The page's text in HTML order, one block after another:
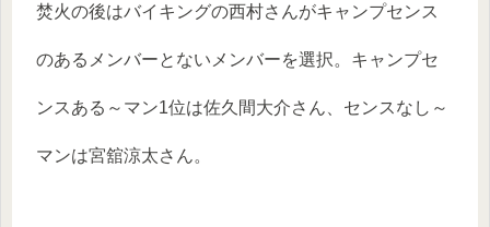
焚火の後はバイキングの西村さんがキャンプセンス
のあるメンバーとないメンバーを選択。キャンプセ
ンスある～マン1位は佐久間大介さん、センスなし～
マンは宮舘涼太さん。